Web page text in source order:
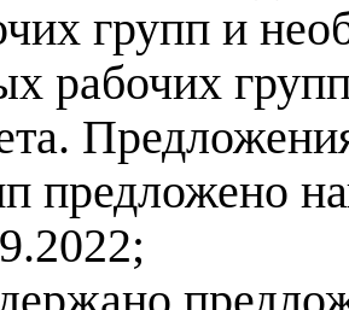
групп и
рабочих
предложено